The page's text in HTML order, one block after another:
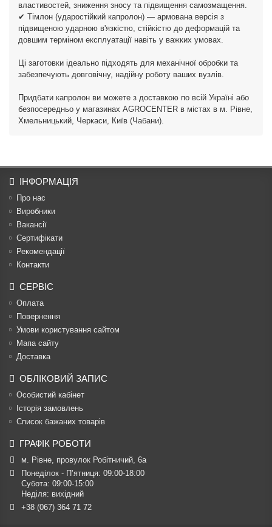
властивостей, зниження зносу та підвищення самозмащення.
✔ Тімлон (ударостійкий капролон) — армована версія з
підвищеною ударною в'язкістю, стійкістю до деформацій та
довшим терміном експлуатації навіть у важких умовах.
Ці заготовки ідеально підходять для механічної обробки та
забезпечують довговічну, надійну роботу ваших вузлів.
Придбати капролон ви можете з доставкою по всій Україні або
безпосередньо у магазинах AGROCENTER в містах в м. Рівне,
Хмельницький, Черкаси, Київ (Чабани).
ІНФОРМАЦІЯ
Про нас
Виробники
Вакансії
Сертифікати
Рекомендації
Контакти
СЕРВІС
Оплата
Повернення
Умови користування сайтом
Мапа сайту
Доставка
ОБЛІКОВИЙ ЗАПИС
Особистий кабінет
Історія замовлень
Список бажаних товарів
ГРАФІК РОБОТИ
м. Рівне, провулок Робітничий, 6а
Понеділок - П’ятниця: 09:00-18:00
Субота: 09:00-15:00
Неділя: вихідний
+38 (067) 364 71 72